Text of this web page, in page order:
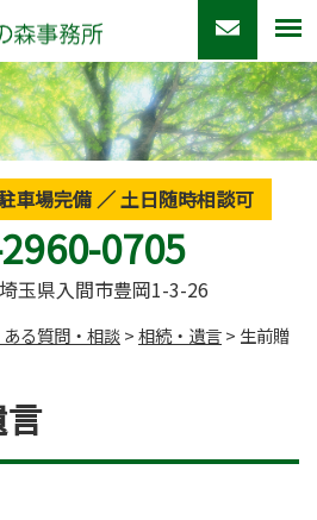
車場完備 ／ 土日随時相談可
0705
玉県入間市豊岡1-3-26
る質問・相談>相続・遺言> 生前贈